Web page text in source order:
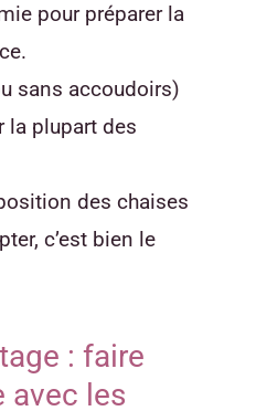
pour préparer la
sans accoudoirs)
la plupart des
des chaises
c’est bien le
: faire
avec les